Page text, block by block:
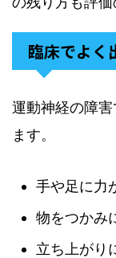
臨床でよく
運動神経の障
ます。
手や足に力
物をつかみ
立ち上がり